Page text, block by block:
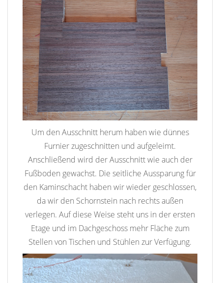
Um den Ausschnitt herum haben wie dünnes
Furnier zugeschnitten und aufgeleimt.
Anschließend wird der Ausschnitt wie auch der
Fußboden gewachst. Die seitliche Aussparung für
den Kaminschacht haben wir wieder geschlossen,
da wir den Schornstein nach rechts außen
verlegen. Auf diese Weise steht uns in der ersten
Etage und im Dachgeschoss mehr Fläche zum
Stellen von Tischen und Stühlen zur Verfügung.